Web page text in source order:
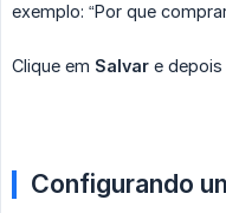
exemplo: “Por que
Clique em Salvar e depois
Configurando